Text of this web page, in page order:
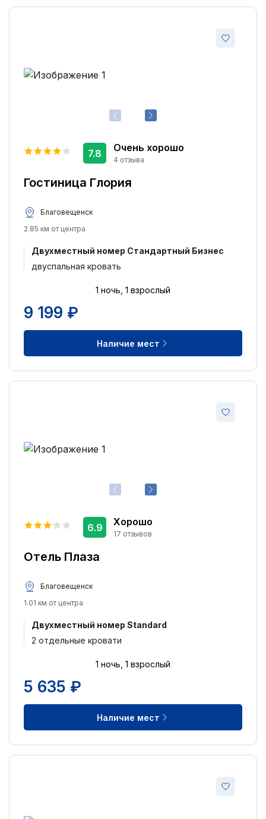
Гостиница Глория
Очень хорошо
4 отзыва
7.8
Благовещенск
2.85 км от центра
Двухместный номер Стандартный Бизнес
двуспальная кровать
1 ночь, 1 взрослый
9 199 ₽
Наличие мест
Отель Плаза
Хорошо
17 отзывов
6.9
Благовещенск
1.01 км от центра
Двухместный номер Standard
2 отдельные кровати
1 ночь, 1 взрослый
5 635 ₽
Наличие мест